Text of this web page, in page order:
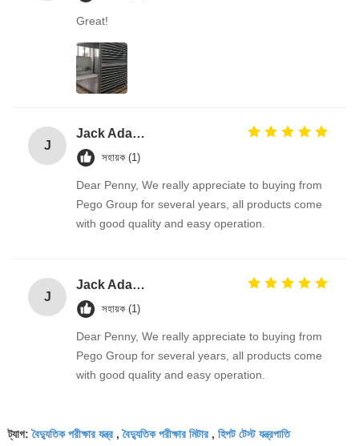
Great!
J
Jack Adams
সহায়ক (1)
Dear Penny, We really appreciate to buying from
Pego Group for several years, all products come
with good quality and easy operation.
J
Jack Adams
সহায়ক (1)
Dear Penny, We really appreciate to buying from
Pego Group for several years, all products come
with good quality and easy operation.
ট্যাগ:বৈদ্যুতিক পরীক্ষার যন্ত্র ,বৈদ্যুতিক পরীক্ষার মিটার , হিপট টেস্ট যন্ত্রপাতি